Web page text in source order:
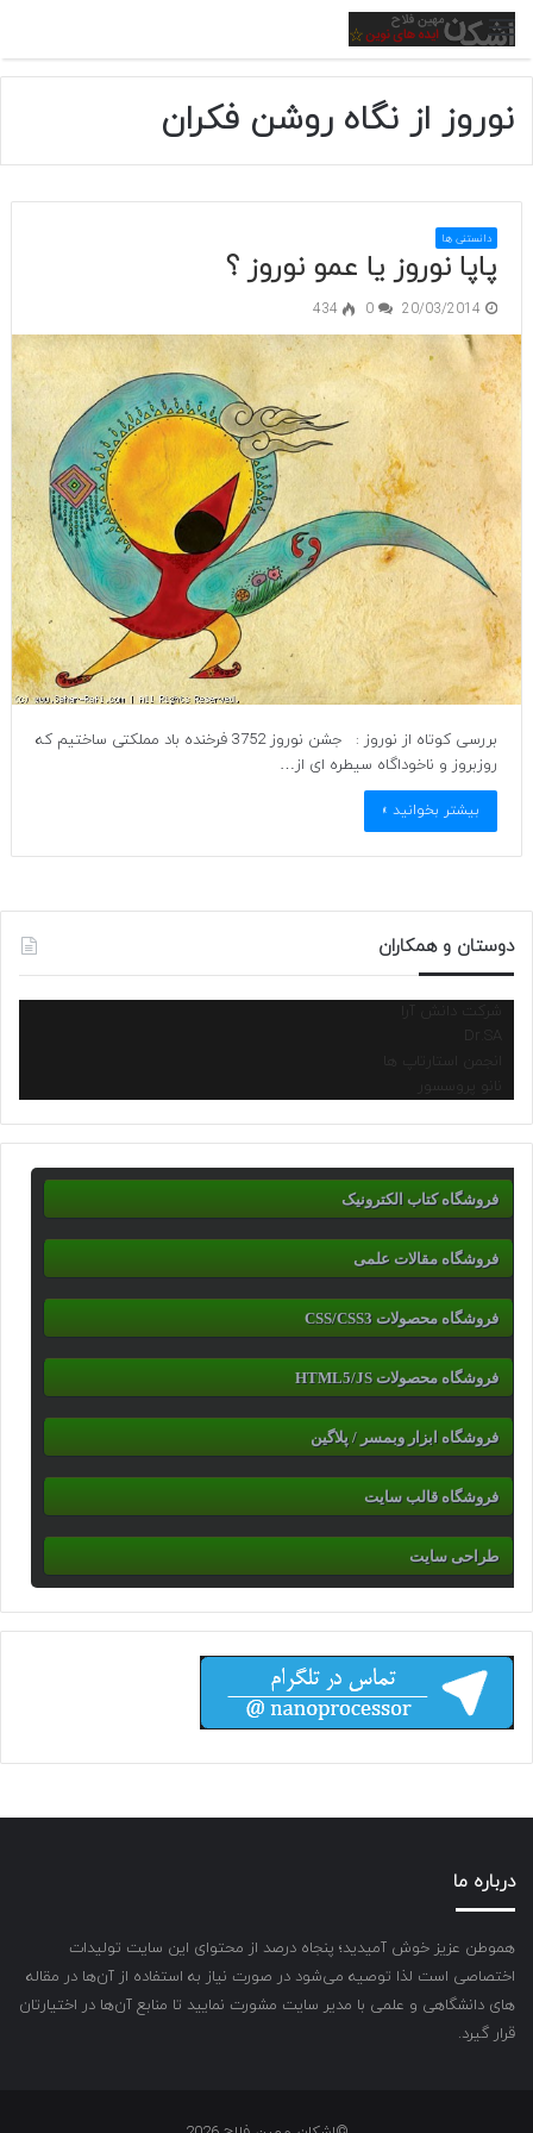
منو
نوروز از نگاه روشن فکران
دانستنی ها
پاپا نوروز یا عمو نوروز ؟
20/03/2014
0
434
بررسی کوتاه از نوروز : جشن نوروز 3752 فرخنده باد مملکتی ساختیم که
روزبروز و ناخوداگاه سیطره ای از…
بیشتر بخوانید »
دوستان و همکاران
شرکت دانش آرا
انجمن استارتاپ ها
نانو پروسسور
فروشگاه کتاب الکترونیک
فروشگاه مقالات علمی
فروشگاه محصولات CSS/CSS3
فروشگاه محصولات HTML5/JS
فروشگاه ابزار وبمسر / پلاگین
فروشگاه قالب سایت
طراحی سایت
درباره ما
هموطن عزیز خوش آمیدید؛ پنجاه درصد از محتوای این سایت تولیدات
اختصاصی است لذا توصیه می‌شود در صورت نیاز به استفاده از آن‌ها در مقاله
های دانشگاهی و علمی با مدیر سایت مشورت نمایید تا منابع آن‌ها در اختیارتان
قرار گیرد.